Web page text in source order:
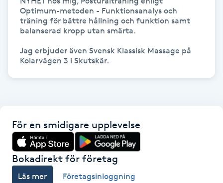
Headspa
Healing
Herrklippning
Hollywood Peel
Hot Stone Massage
Optimum-metoden - Funktionsanalys och
träning för bättre hållning och funktion samt
balanserad kropp utan smärta.
Jag erbjuder även Svensk Klassisk Massage på
Kolarvägen 3 i Skutskär.
För en smidigare upplevelse
Bokadirekt för företag
Läs mer Företagsinloggning